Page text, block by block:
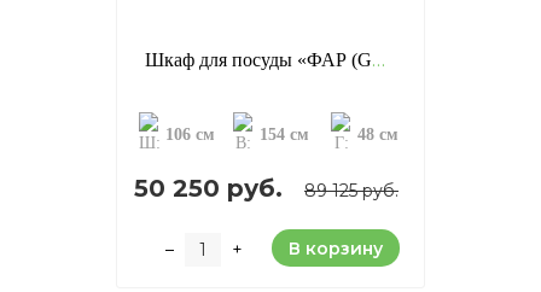
Шкаф для посуды «ФАР (GR)», отделка: старение (сосна)
106 см 154 см 48 см
50 250 руб. 89 125 руб.
– + В корзину